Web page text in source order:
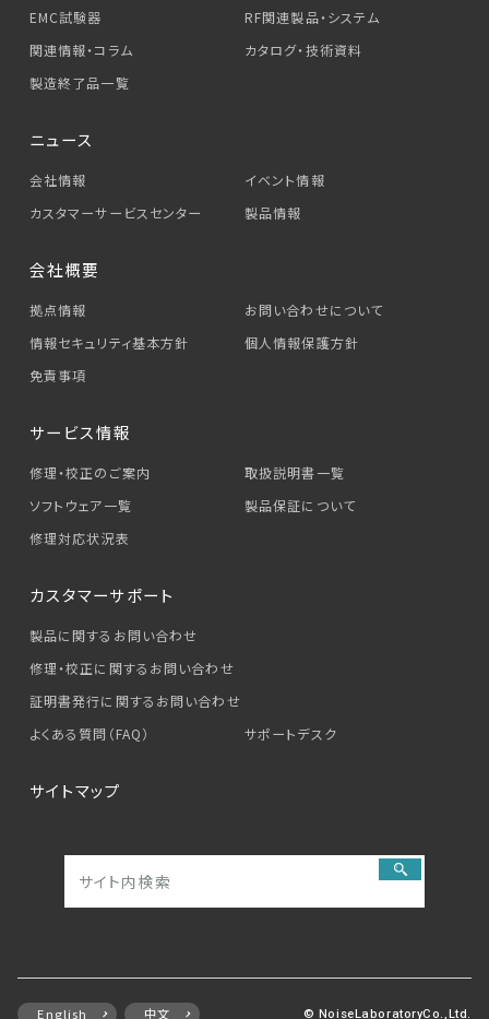
EMC試験器
RF関連製品・システム
関連情報・コラム
カタログ・技術資料
製造終了品一覧
ニュース
会社情報
イベント情報
カスタマーサービス センター 製品情報
会社概要
拠点情報
お問い合わせについて
情報セキュリティ基本方針
個人情報保護方針
免責事項
サービス情報
修理・校正のご案内
取扱説明書一覧
ソフトウェア一覧
製品保証について
修理対応状況表
カスタマーサポート
製品に関するお問い合わせ
修理・校正に関するお問い合わせ
証明書発行に関するお問い合わせ
よくある質問（FAQ）
サポートデスク
サイトマップ
English 中文 © NoiseLaboratoryCo.,Ltd.